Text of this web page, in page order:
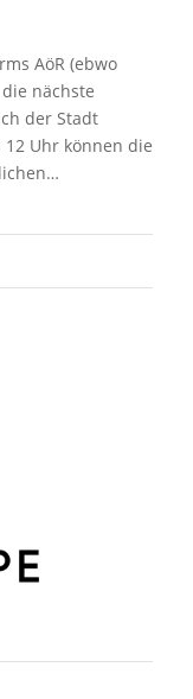
AöR (ebwo
nächste
der Stadt
Uhr können die